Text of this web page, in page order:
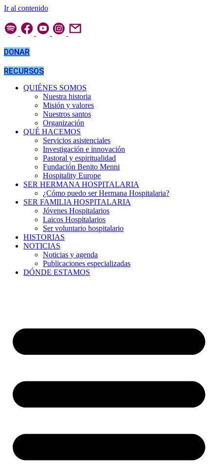
Ir al contenido
DONAR
RECURSOS
QUIÉNES SOMOS
Nuestra historia
Misión y valores
Nuestros santos
Organización
QUÉ HACEMOS
Servicios asistenciales
Investigación e innovación
Pastoral y espiritualidad
Fundación Benito Menni
Hospitality Europe
SER HERMANA HOSPITALARIA
¿Cómo puedo ser Hermana Hospitalaria?
SER FAMILIA HOSPITALARIA
Jóvenes Hospitalarios
Laicos Hospitalarios
Ser voluntario hospitalario
HISTORIAS
NOTICIAS
Noticias y agenda
Publicaciones especializadas
DÓNDE ESTAMOS